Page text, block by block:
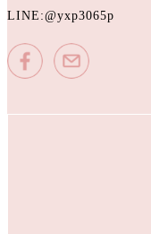
LINE:@yxp3065p